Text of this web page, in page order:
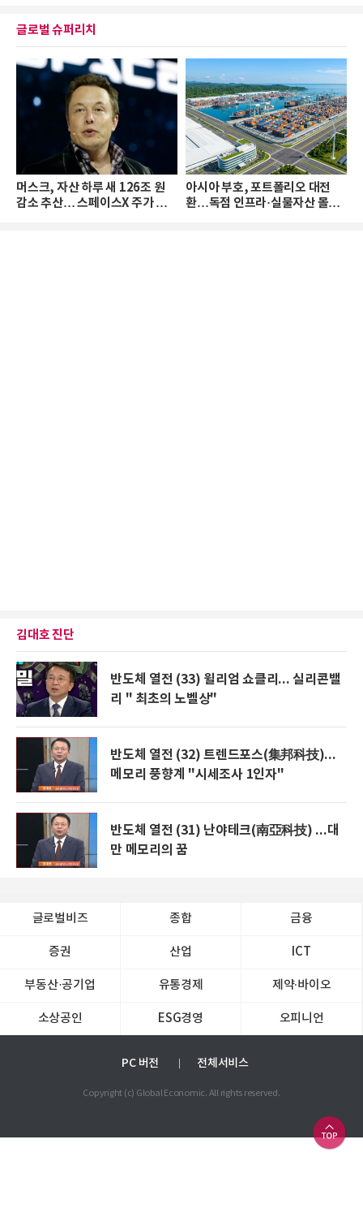
글로벌 슈퍼리치
머스크, 자산 하루 새 126조 원
감소 추산… 스페이스X 주가 하
아시아 부호, 포트폴리오 대전
환…독점 인프라·실물자산 몰린
김대호 진단
반도체 열전 (33) 윌리엄 쇼클리... 실리콘밸
리 " 최초의 노벨상"
반도체 열전 (32) 트렌드포스(集邦科技)...
메모리 풍향계 "시세조사 1인자"
반도체 열전 (31) 난야테크(南亞科技) ...대
만 메모리의 꿈
글로벌비즈 종합 금융
증권 산업 ICT
부동산·공기업 유통경제 제약∙바이오
소상공인 ESG경영 오피니언
PC 버전 전체서비스
Copyright (c) Global Economic. All rights reserved.